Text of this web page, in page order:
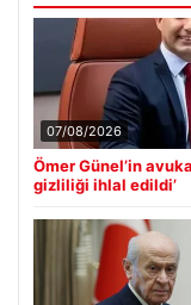
07/08/2026
Ömer Günel’in
gizliliği ihlal edildi’